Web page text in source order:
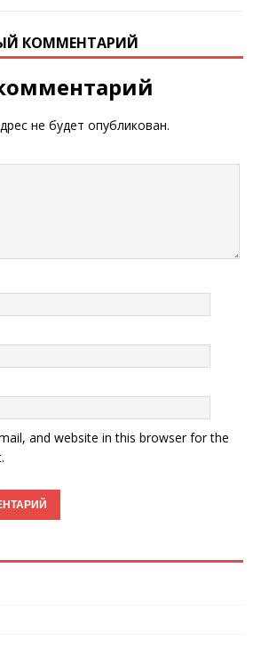
КОММЕНТАРИЙ
не будет опубликован.
and website in this browser for the